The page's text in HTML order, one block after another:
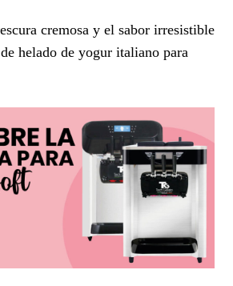
cremosa y el sabor irresistible
helado de yogur italiano para